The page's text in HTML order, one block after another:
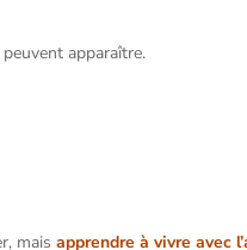
apparaître.
maisapprendre à vivre avec